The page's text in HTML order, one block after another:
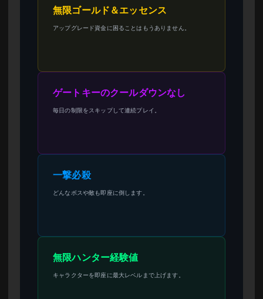
無限ゴールド＆エッセンス
アップグレード資金に困ることはもうありません。
ゲートキーのクールダウンなし
毎日の制限をスキップして連続プレイ。
一撃必殺
どんなボスや敵も即座に倒します。
無限ハンター経験値
キャラクターを即座に最大レベルまで上げます。